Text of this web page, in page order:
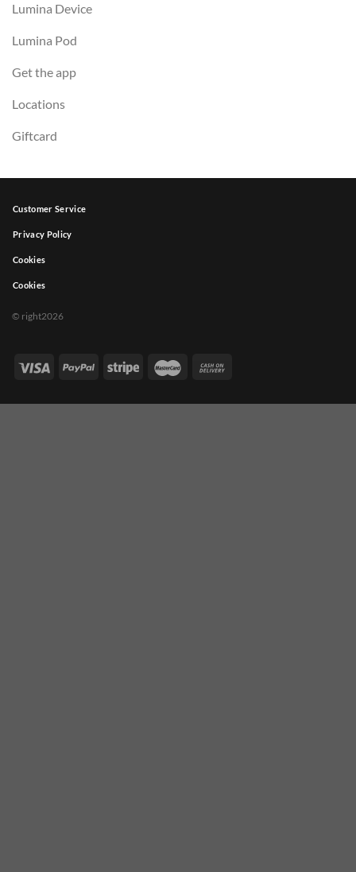
Lumina Device
Lumina Pod
Get the app
Locations
Giftcard
Customer Service
Privacy Policy
Cookies
Cookies
© right2026